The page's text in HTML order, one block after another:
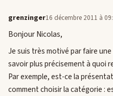
grenzinger16 décembre 2011 à
Bonjour Nicolas,
Je suis très motivé par faire
savoir plus précisement à quoi
Par exemple, est-ce la
comment choisir la catégorie :